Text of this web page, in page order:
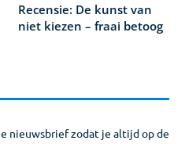
Recensie: De kunst van
niet kiezen – fraai betoog
nieuwsbrief zodat je altijd op de